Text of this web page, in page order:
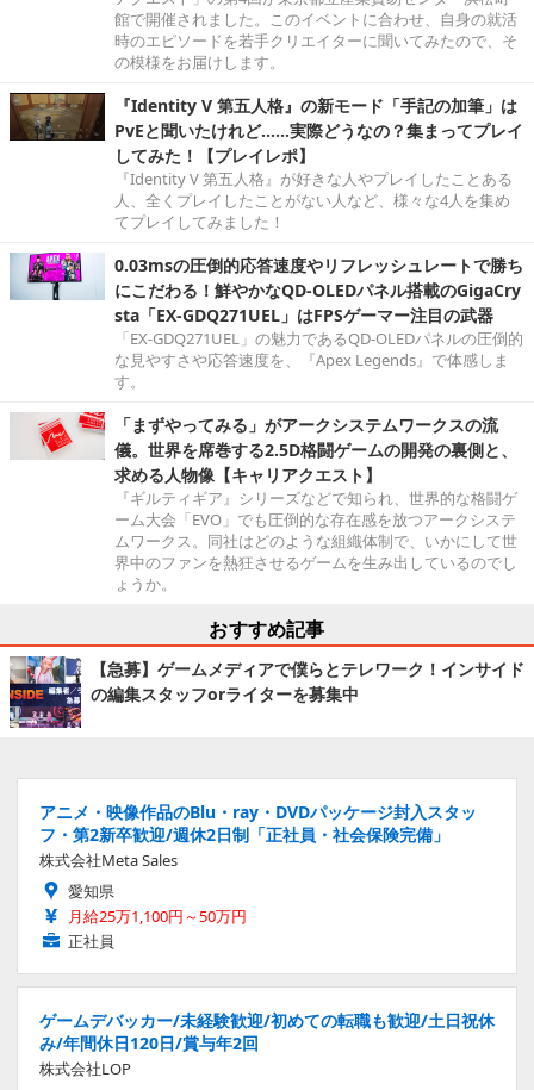
館で開催されました。このイベントに合わせ、自身の就活
時のエピソードを若手クリエイターに聞いてみたので、そ
の模様をお届けします。
『Identity V 第五人格』の新モード「手記の加筆」は
PvEと聞いたけれど……実際どうなの？集まってプレイ
してみた！【プレイレポ】
『Identity V 第五人格』が好きな人やプレイしたことある
人、全くプレイしたことがない人など、様々な4人を集め
てプレイしてみました！
0.03msの圧倒的応答速度やリフレッシュレートで勝ち
にこだわる！鮮やかなQD-OLEDパネル搭載のGigaCry
sta「EX-GDQ271UEL」はFPSゲーマー注目の武器
「EX-GDQ271UEL」の魅力であるQD-OLEDパネルの圧倒的
な見やすさや応答速度を、『Apex Legends』で体感しま
す。
「まずやってみる」がアークシステムワークスの流
儀。世界を席巻する2.5D格闘ゲームの開発の裏側と、
求める人物像【キャリアクエスト】
『ギルティギア』シリーズなどで知られ、世界的な格闘ゲ
ーム大会「EVO」でも圧倒的な存在感を放つアークシステ
ムワークス。同社はどのような組織体制で、いかにして世
界中のファンを熱狂させるゲームを生み出しているのでし
ょうか。
おすすめ記事
【急募】ゲームメディアで僕らとテレワーク！インサイド
の編集スタッフorライターを募集中
アニメ・映像作品のBlu・ray・DVDパッケージ封入スタッ
フ・第2新卒歓迎/週休2日制「正社員・社会保険完備」
株式会社Meta Sales
愛知県
月給25万1,100円～50万円
正社員
ゲームデバッカー/未経験歓迎/初めての転職も歓迎/土日祝休
み/年間休日120日/賞与年2回
株式会社LOP